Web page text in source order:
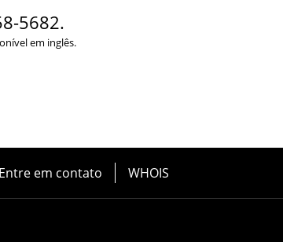
5682.
em inglês.
Entre em contato WHOIS